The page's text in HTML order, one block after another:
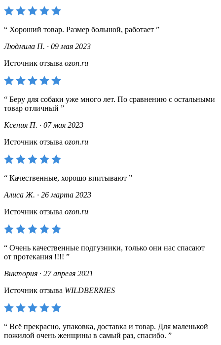
Хороший товар. Размер большой, работает
Людмила П. · 09 мая 2023
Источник отзыва ozon.ru
Беру для собаки уже много лет. По сравнению с остальными
товар отличный
Ксения П. · 07 мая 2023
Источник отзыва ozon.ru
Качественные, хорошо впитывают
Алиса Ж. · 26 марта 2023
Источник отзыва ozon.ru
Очень качественные подгузники, только они нас спасают
от протекания !!!!
Виктория · 27 апреля 2021
Источник отзыва WILDBERRIES
Всё прекрасно, упаковка, доставка и товар. Для маленькой
пожилой очень женщины в самый раз, спасибо.